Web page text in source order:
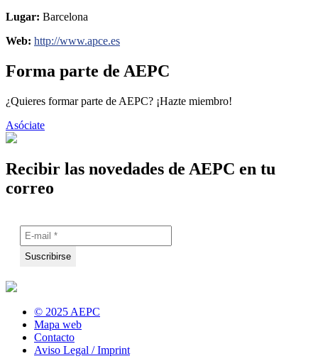
Lugar: Barcelona
Web: http://www.apce.es
Forma parte de AEPC
¿Quieres formar parte de AEPC? ¡Hazte miembro!
Asóciate
Recibir las novedades de AEPC en tu
correo
© 2025 AEPC
Mapa web
Contacto
Aviso Legal / Imprint